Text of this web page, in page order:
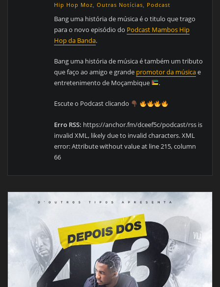
Hip Hop Moz,Outras Notícias, Podcast
Bang uma história de música é o titulo que trago
para o novo episódio do Podcast Mambos Hip
Hop da Banda.
Bang uma história de música é também um tributo
que faço ao amigo e grande promotor da músicae
entretenimento de Moçambique
.
Escute o Podcast clicando
Erro RSS: https://anchor.fm/dceef5c/podcast/rss is
invalid XML, likely due to invalid characters. XML
error: Attribute without value at line 215, column
66